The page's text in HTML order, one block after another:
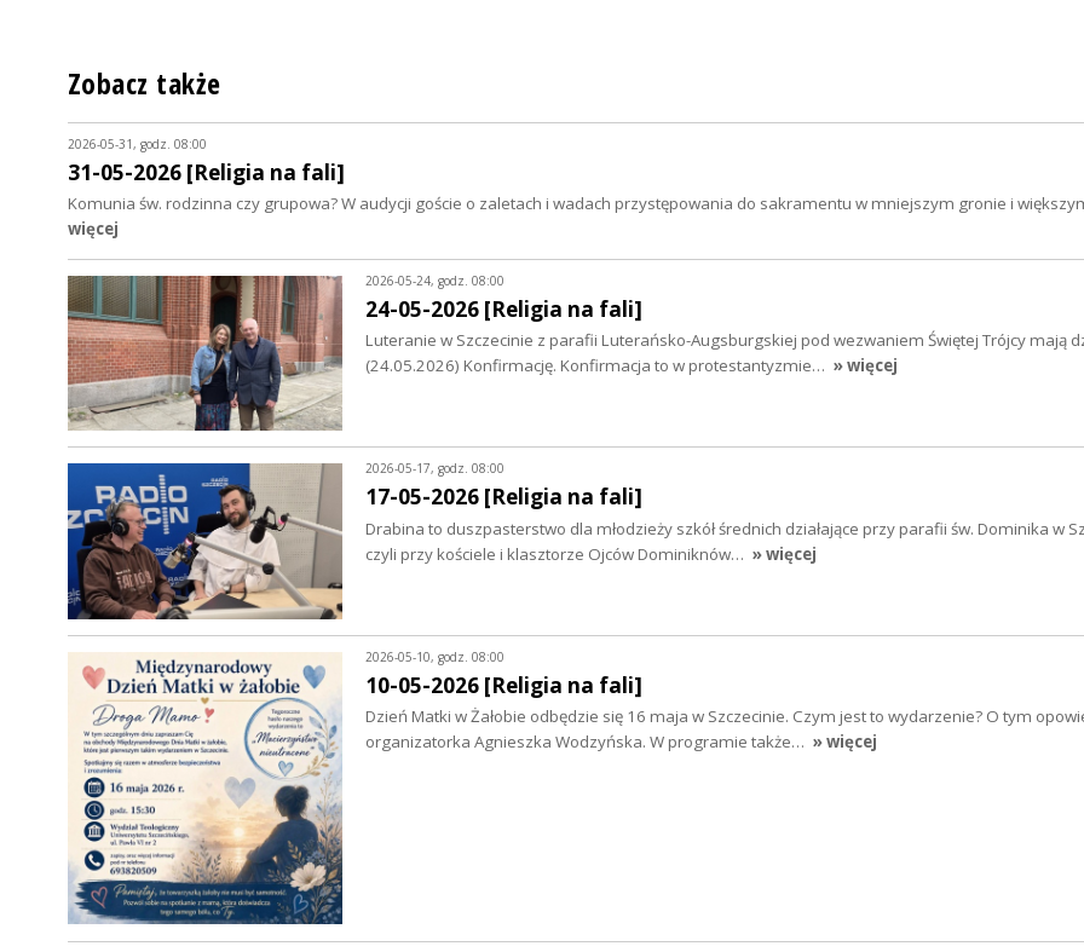
Zobacz także
2026-05-31, godz. 08:00
31-05-2026 [Religia na fali]
Komunia św. rodzinna czy grupowa? W audycji goście o zaletach i wadach przystępowania do sakramentu w mniejszym gronie i
więcej
2026-05-24, godz. 08:00
24-05-2026 [Religia na fali]
Luteranie w Szczecinie z parafii Luterańsko-Augsburgskiej pod wezwaniem Świętej Trójcy mają
(24.05.2026) Konfirmację. Konfirmacja to w protestantyzmie… » więcej
2026-05-17, godz. 08:00
17-05-2026 [Religia na fali]
Drabina to duszpasterstwo dla młodzieży szkół średnich działające przy parafii św. Dominika w
czyli przy kościele i klasztorze Ojców Dominiknów… » więcej
2026-05-10, godz. 08:00
10-05-2026 [Religia na fali]
Dzień Matki w Żałobie odbędzie się 16 maja w Szczecinie. Czym jest to wydarzenie? O tym
organizatorka Agnieszka Wodzyńska. W programie także… » więcej